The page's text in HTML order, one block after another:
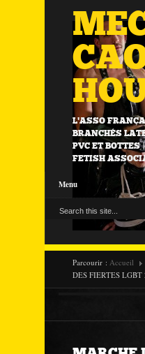
L'ASSO
BRANCHÉS
PVC ET BOTTES
FETISH
Menu
Parcourir : Accueil
DES FIERTES LGBT